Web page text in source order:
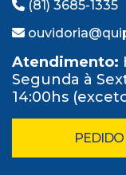
(81) 3685-1335
Atendimento:
Segunda à
14:00hs